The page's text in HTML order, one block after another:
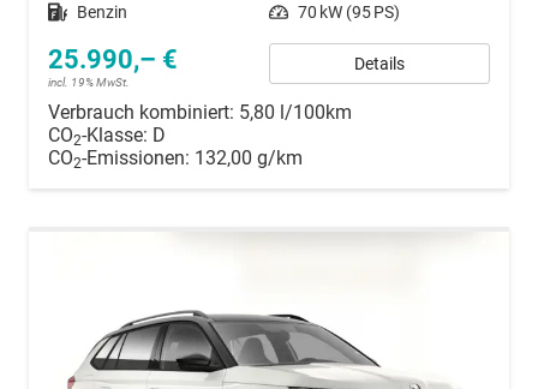
Kraftstoff Benzin Leistung 70 kW (95 PS)
25.990,– €
incl. 19% MwSt.
Details
Verbrauch kombiniert: 5,80 l/100km
CO2-Klasse: D
CO2-Emissionen: 132,00 g/km